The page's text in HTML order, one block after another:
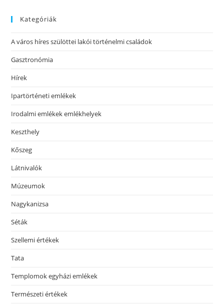
Kategóriák
A város híres szülöttei lakói történelmi családok
Gasztronómia
Hírek
Ipartörténeti emlékek
Irodalmi emlékek emlékhelyek
Keszthely
Kőszeg
Látnivalók
Múzeumok
Nagykanizsa
Séták
Szellemi értékek
Tata
Templomok egyházi emlékek
Természeti értékek